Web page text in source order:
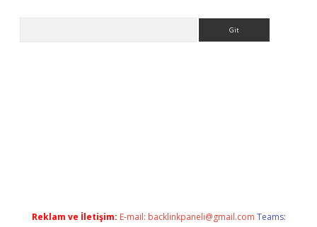
Reklam ve İletişim: E-mail: backlinkpaneli@gmail.com Teams: